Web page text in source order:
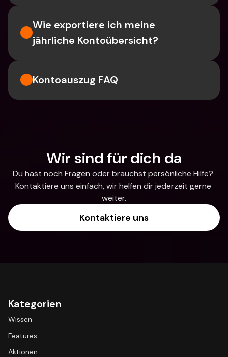
Wie exportiere ich meine
jährliche Kontoübersicht?
Kontoauszug FAQ
Wir sind für dich da
Du hast noch Fragen oder brauchst persönliche Hilfe?
Kontaktiere uns einfach, wir helfen dir jederzeit gerne
weiter.
Kontaktiere uns
Kategorien
Wissen
Features
Aktionen